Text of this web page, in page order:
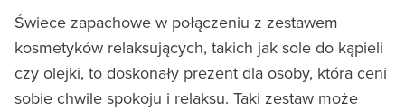
Świece zapachowe w połączeniu z zestawem
kosmetyków relaksujących, takich jak sole do kąpieli
czy olejki, to doskonały prezent dla osoby, która ceni
sobie chwile spokoju i relaksu. Taki zestaw może